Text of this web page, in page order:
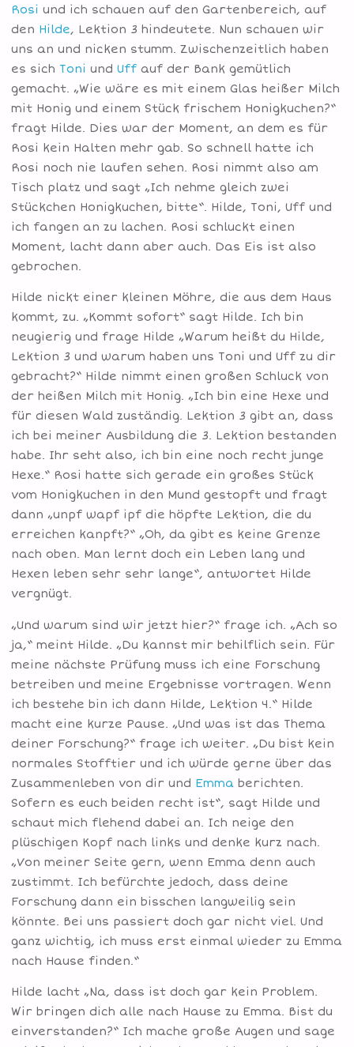
Rosi und ich schauen auf den Gartenbereich, auf
den Hilde, Lektion 3 hindeutete. Nun schauen wir
uns an und nicken stumm. Zwischenzeitlich haben
es sichToni undUff auf der Bank gemütlich
gemacht. „Wie wäre es mit einem Glas heißer Milch
mit Honig und einem Stück frischem Honigkuchen?“
fragt Hilde. Dies war der Moment, an dem es für
Rosi kein Halten mehr gab. So schnell hatte ich
Rosi noch nie laufen sehen. Rosi nimmt also am
Tisch platz und sagt „Ich nehme gleich zwei
Stückchen Honigkuchen, bitte“. Hilde, Toni, Uff und
ich fangen an zu lachen. Rosi schluckt einen
Moment, lacht dann aber auch. Das Eis ist also
gebrochen.
Hilde nickt einer kleinen Möhre, die aus dem Haus
kommt, zu. „Kommt sofort“ sagt Hilde. Ich bin
neugierig und frage Hilde „Warum heißt du Hilde,
Lektion 3 und warum haben uns Toni und Uff zu dir
gebracht?“ Hilde nimmt einen großen Schluck von
der heißen Milch mit Honig. „Ich bin eine Hexe und
für diesen Wald zuständig. Lektion 3 gibt an, dass
ich bei meiner Ausbildung die 3. Lektion bestanden
habe. Ihr seht also, ich bin eine noch recht junge
Hexe.“ Rosi hatte sich gerade ein großes Stück
vom Honigkuchen in den Mund gestopft und fragt
dann „unpf wapf ipf die höpfte Lektion, die du
erreichen kanpft?“ „Oh, da gibt es keine Grenze
nach oben. Man lernt doch ein Leben lang und
Hexen leben sehr sehr lange“, antwortet Hilde
vergnügt.
„Und warum sind wir jetzt hier?“ frage ich. „Ach so
ja,“ meint Hilde. „Du kannst mir behilflich sein. Für
meine nächste Prüfung muss ich eine Forschung
betreiben und meine Ergebnisse vortragen. Wenn
ich bestehe bin ich dann Hilde, Lektion 4.“ Hilde
macht eine kurze Pause. „Und was ist das Thema
deiner Forschung?“ frage ich weiter. „Du bist kein
normales Stofftier und ich würde gerne über das
Zusammenleben von dir und Emma berichten.
Sofern es euch beiden recht ist“, sagt Hilde und
schaut mich flehend dabei an. Ich neige den
plüschigen Kopf nach links und denke kurz nach.
„Von meiner Seite gern, wenn Emma denn auch
zustimmt. Ich befürchte jedoch, dass deine
Forschung dann ein bisschen langweilig sein
könnte. Bei uns passiert doch gar nicht viel. Und
ganz wichtig, ich muss erst einmal wieder zu Emma
nach Hause finden.“
Hilde lacht „Na, dass ist doch gar kein Problem.
Wir bringen dich alle nach Hause zu Emma. Bist du
einverstanden?“ Ich mache große Augen und sage